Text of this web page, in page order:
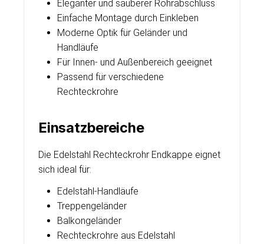
Eleganter und sauberer Rohrabschluss
Einfache Montage durch Einkleben
Moderne Optik für Geländer und
Handläufe
Für Innen- und Außenbereich geeignet
Passend für verschiedene
Rechteckrohre
Einsatzbereiche
Die Edelstahl Rechteckrohr Endkappe eignet
sich ideal für:
Edelstahl-Handläufe
Treppengeländer
Balkongeländer
Rechteckrohre aus Edelstahl